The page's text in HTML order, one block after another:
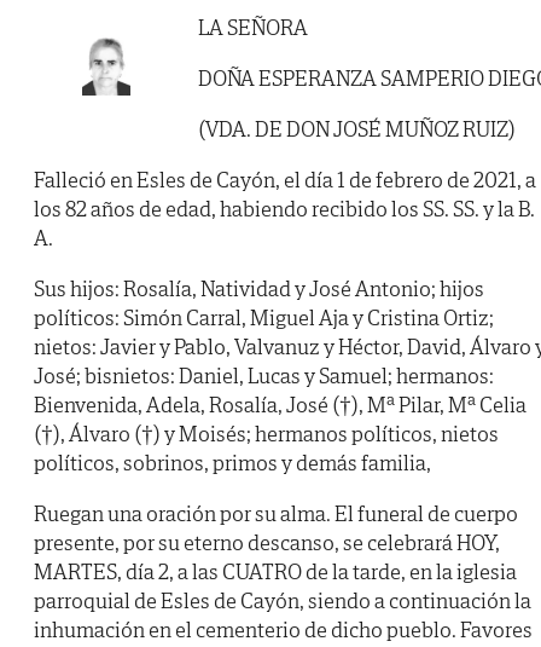
LA SEÑORA
DOÑA ESPERANZA SAMPERIO
(VDA. DE DON JOSÉ MUÑOZ RUIZ)
Falleció en Esles de Cayón, el día 1 de febrero de 2021, a
los 82 años de edad, habiendo recibido los SS. SS. y la B.
A.
Sus hijos: Rosalía, Natividad y José Antonio; hijos
políticos: Simón Carral, Miguel Aja y Cristina Ortiz;
nietos: Javier y Pablo, Valvanuz y Héctor, David, Álvaro
José; bisnietos: Daniel, Lucas y Samuel; hermanos:
Bienvenida, Adela, Rosalía, José (†), Mª Pilar, Mª Celia
(†), Álvaro (†) y Moisés; hermanos políticos, nietos
políticos, sobrinos, primos y demás familia,
Ruegan una oración por su alma. El funeral de cuerpo
presente, por su eterno descanso, se celebrará HOY,
MARTES, día 2, a las CUATRO de la tarde, en la iglesia
parroquial de Esles de Cayón, siendo a continuación la
inhumación en el cementerio de dicho pueblo. Favores